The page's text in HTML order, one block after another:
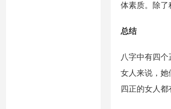
体素质。除了
总结
八字中有四
女人来说，她
四正的女人